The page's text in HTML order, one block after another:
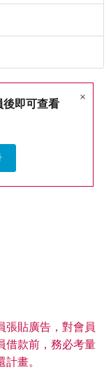
×
後即可查看
張貼廣告，對會員
借款前，務必考量
畫。